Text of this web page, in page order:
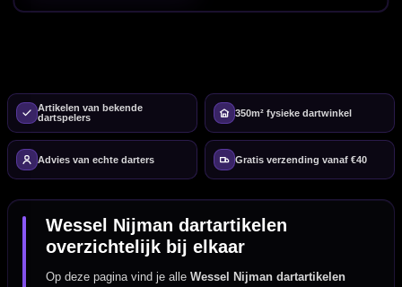
Artikelen van bekende
dartspelers
350m² fysieke dartwinkel
Advies van echte darters Gratis verzending vanaf €40
Wessel Nijman dartartikelen
overzichtelijk bij elkaar
Op deze pagina vind je alleWessel Nijman dartartikelen